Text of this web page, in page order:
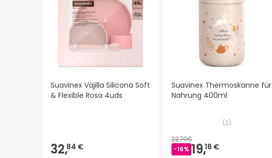
Suavinex Vajilla Silicona Soft
& Flexible Rosa 4uds
32,84 €
Suavinex Thermoskanne für
Nahrung 400ml
(2)
22,70€
-16% 19,18 €